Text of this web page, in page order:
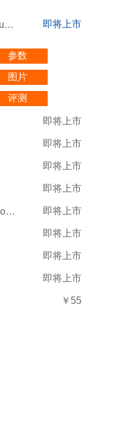
锐捷网络RG-ClassManager Sunny 即将上市
参数
图片
评测
即将上市
即将上市
即将上市
即将上市
锐捷网络RG-Cloud Class Resource 即将上市
即将上市
即将上市
即将上市
￥55